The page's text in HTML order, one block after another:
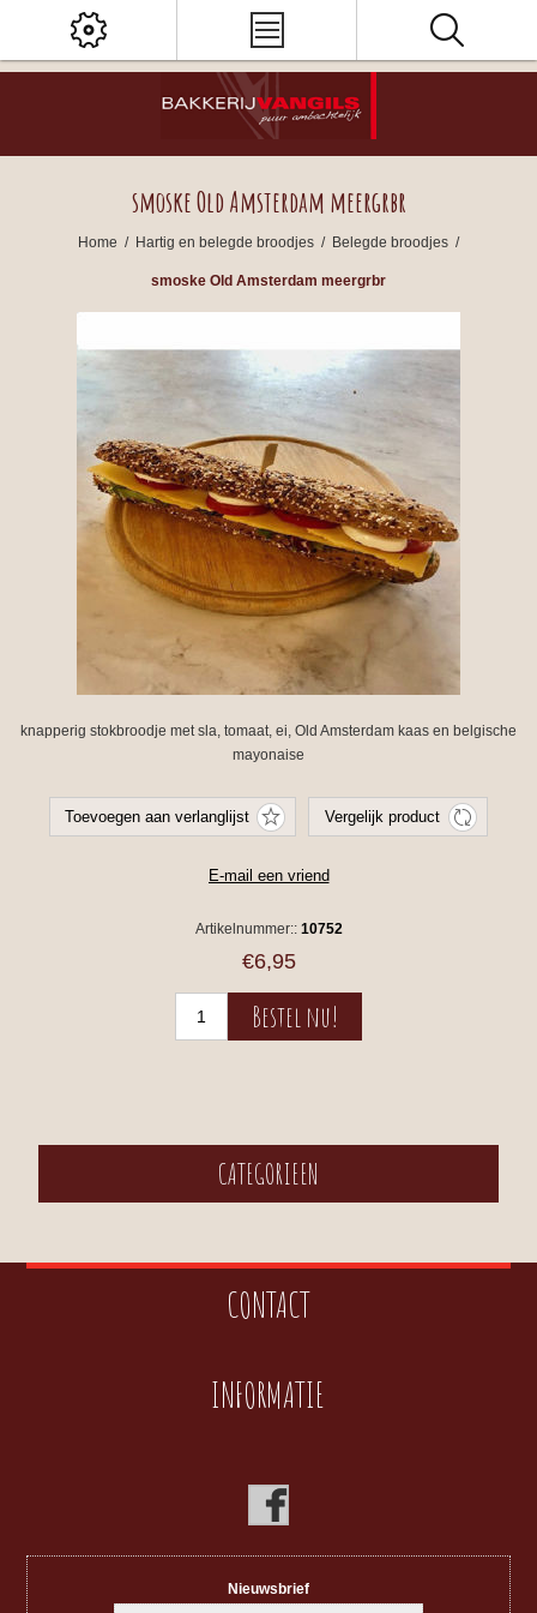
smoske Old Amsterdam meergrbr
Home / Hartig en belegde broodjes / Belegde broodjes /
smoske Old Amsterdam meergrbr
knapperig stokbroodje met sla, tomaat, ei, Old Amsterdam kaas en belgische
mayonaise
Artikelnummer:: 10752
€6,95
CATEGORIEEN
CONTACT
INFORMATIE
Nieuwsbrief